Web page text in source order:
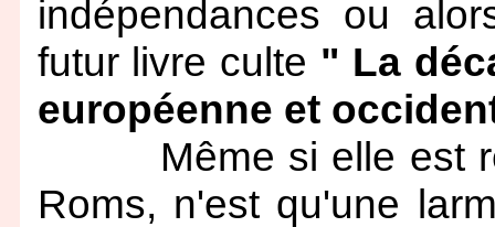
indépendances ou
futur livre culte " La
européenne et
Même si elle est
Roms, n'est qu'une